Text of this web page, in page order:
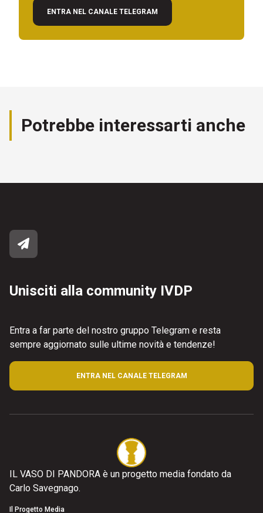
ENTRA NEL CANALE TELEGRAM
Potrebbe interessarti anche
Unisciti alla community IVDP
Entra a far parte del nostro gruppo Telegram e resta
sempre aggiornato sulle ultime novità e tendenze!
ENTRA NEL CANALE TELEGRAM
IL VASO DI PANDORA è un progetto media fondato da
Carlo Savegnago.
Il Progetto Media